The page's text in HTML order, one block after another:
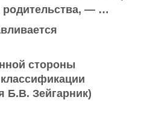
— …
стороны
Зейгарник)